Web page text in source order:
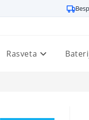
Rasveta